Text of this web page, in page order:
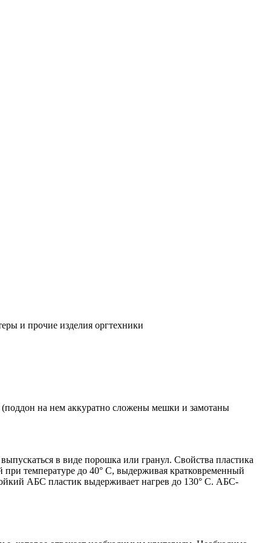
и прочие изделия оргтехники
на нем аккуратно сложены мешки и замотаны
в виде порошка или гранул. Свойства пластика
температуре до 40° С, выдерживая кратковременный
АБС пластик выдерживает нагрев до 130° С. АБС-